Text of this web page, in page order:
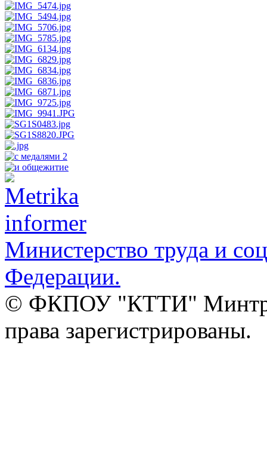
Министерство труда и
Федерации.
© ФКПОУ "КТТИ"
права зарегистрированы.